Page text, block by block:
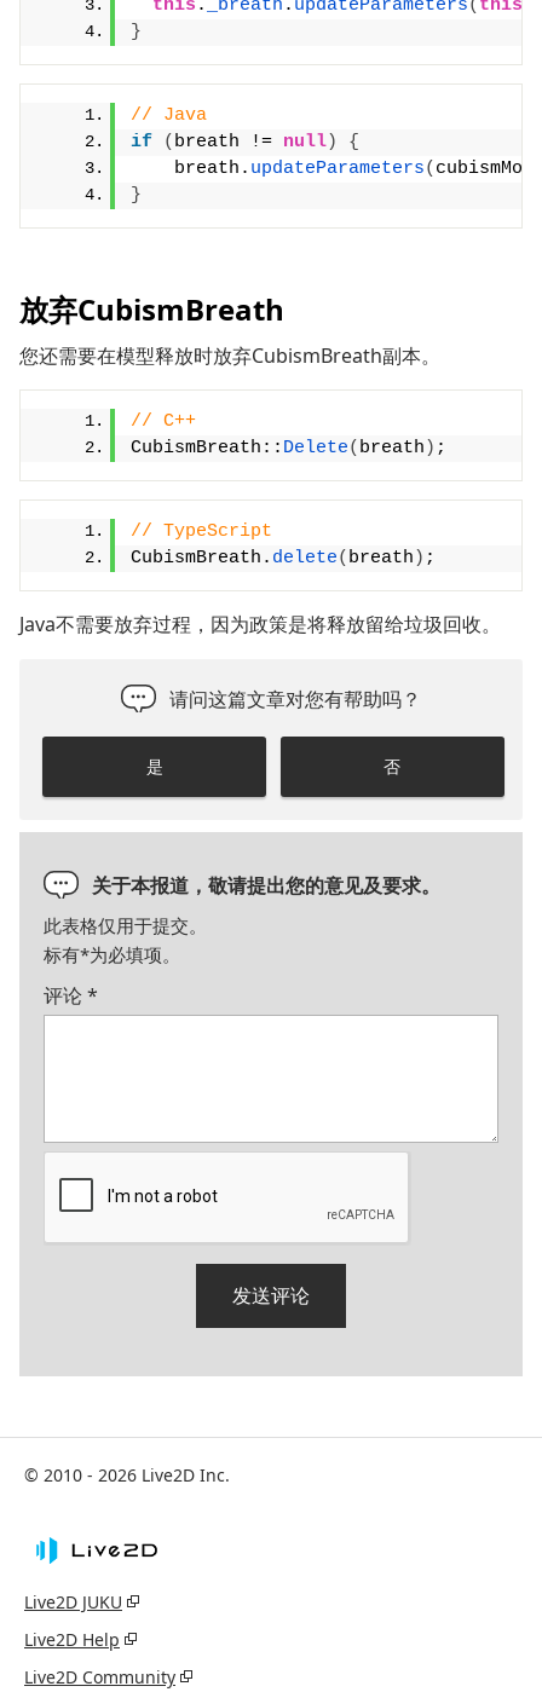
this . _breath . updateParameters( this
}
// Java
if
( breath != null)
{
    breath.
updateParameters(
}
放弃CubismBreath
您还需要在模型释放时放弃CubismBreath副本。
// C++
CubismBreath:: Delete( breath ) ;
// TypeScript
CubismBreath. delete( breath ) ;
Java不需要放弃过程，因为政策是将释放留给垃圾回收。
请问这篇文章对您有帮助吗？
是 否
关于本报道，敬请提出您的意见及要求。
此表格仅用于提交。
标有*为必填项。
评论*
© 2010 - 2026 Live2D Inc.
Live2D JUKU
Live2D Help
Live2D Community